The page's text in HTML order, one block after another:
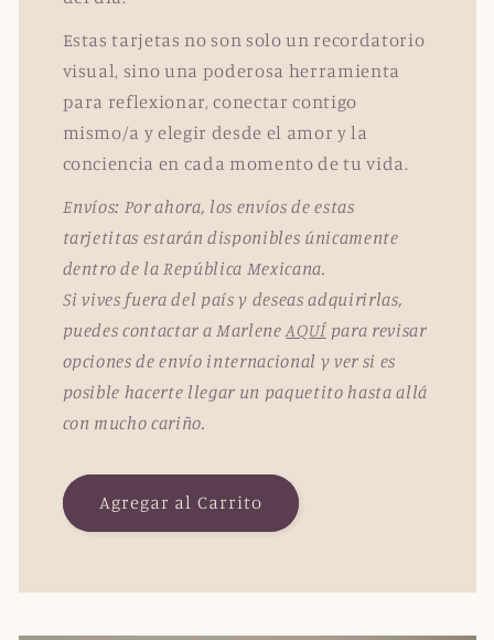
Estas tarjetas no son solo un recordatorio
visual, sino una poderosa herramienta
para reflexionar, conectar contigo
mismo/a y elegir desde el amor y la
conciencia en cada momento de tu vida.
Envíos: Por ahora, los envíos de estas
tarjetitas estarán disponibles únicamente
dentro de la República Mexicana.
Si vives fuera del país y deseas adquirirlas,
puedes contactar a MarleneAQUÍpara revisar
opciones de envío internacional y ver si es
posible hacerte llegar un paquetito hasta allá
con mucho cariño.
Agregar al Carrito